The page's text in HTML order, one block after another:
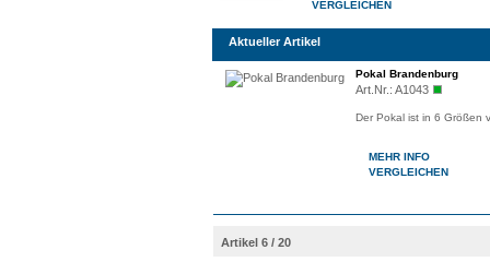
VERGLEICHEN
Aktueller Artikel
Pokal Brandenburg
Art.Nr.: A1043
Der Pokal ist in 6 Größen
MEHR INFO
VERGLEICHEN
Artikel 6 / 20